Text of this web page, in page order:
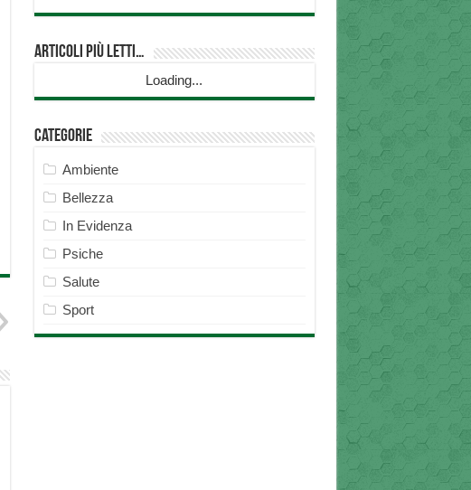
Articoli più Letti…
Loading...
Categorie
Ambiente
Bellezza
In Evidenza
Psiche
Salute
Sport